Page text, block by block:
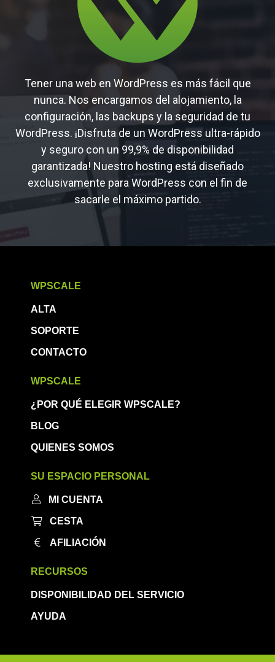
Tener una web en WordPress es más fácil que
nunca. Nos encargamos del alojamiento, la
configuración, las backups y la seguridad de tu
WordPress. ¡Disfruta de un WordPress ultra-rápido
y seguro con un 99,9% de disponibilidad
garantizada! Nuestro hosting está diseñado
exclusivamente para WordPress con el fin de
sacarle el máximo partido.
WPSCALE
ALTA
SOPORTE
CONTACTO
WPSCALE
¿POR QUÉ ELEGIR WPSCALE?
BLOG
QUIENES SOMOS
SU ESPACIO PERSONAL
MI CUENTA
CESTA
AFILIACIÓN
RECURSOS
DISPONIBILIDAD DEL SERVICIO
AYUDA